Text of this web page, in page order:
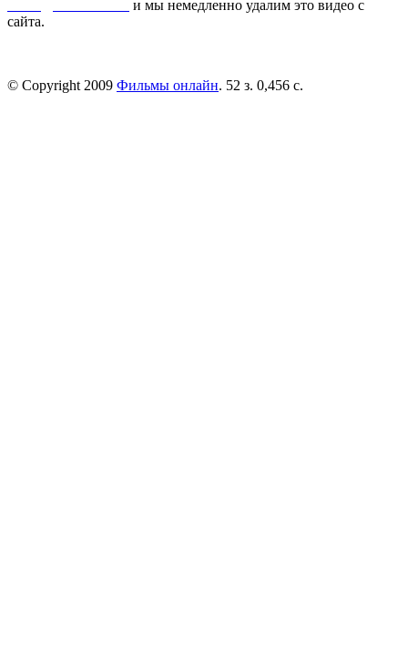
и мы немедленно удалим это видео с
сайта.
© Copyright 2009 Фильмы онлайн. 52 з. 0,456 с.